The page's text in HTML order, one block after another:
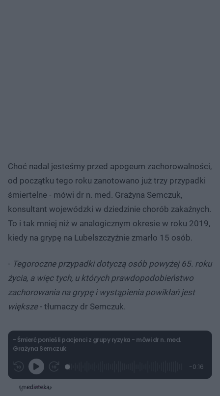
Choć nadal jesteśmy przed apogeum zachorowalności,
od początku tego roku zanotowano już trzy przypadki
śmiertelne - mówi dr n. med. Grażyna Semczuk,
konsultant wojewódzki w dziedzinie chorób zakaźnych.
To i tak mniej niż w analogicznym okresie w roku 2019,
kiedy na grypę na Lubelszczyźnie zmarło 15 osób.
- Tegoroczne przypadki dotyczą osób powyżej 65. roku
życia, a więc tych, u których prawdopodobieństwo
zachorowania na grypę i wystąpienia powikłań jest
większe- tłumaczy dr Semczuk.
- Śmierć ponieśli pacjenci z grupy ryzyka - mówi dr n. med.
Grażyna Semczuk
G
j
P
z
e
w
z
a
P
o
-0:16